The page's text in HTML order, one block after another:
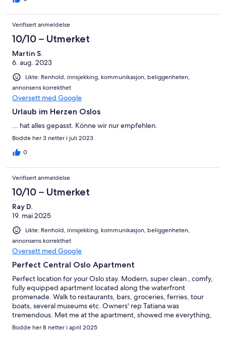
Verifisert anmeldelse
10/10 – Utmerket
Martin S.
6. aug. 2023
Likte: Renhold, innsjekking, kommunikasjon, beliggenheten,
annonsens korrekthet
Oversett med Google
Urlaub im Herzen Oslos
... hat alles gepasst. Könne wir nur empfehlen.
Bodde her 3 netter i juli 2023
0
Verifisert anmeldelse
10/10 – Utmerket
Ray D.
19. mai 2025
Likte: Renhold, innsjekking, kommunikasjon, beliggenheten,
annonsens korrekthet
Oversett med Google
Perfect Central Oslo Apartment
Perfect location for your Oslo stay. Modern, super clean , comfy,
fully equipped apartment located along the waterfront
promenade. Walk to restaurants, bars, groceries, ferries, tour
boats, several museums etc. Owners' rep Tatiana was
tremendous. Met me at the apartment, showed me everything,
hooked me up to Netflix and walked me to grocery store. Even
arranged my Airport Taxi and met me at 5am to introduce me to
Bodde her 8 netter i april 2025